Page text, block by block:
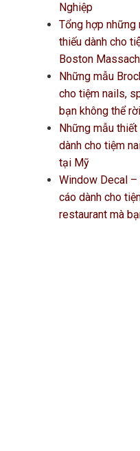
Nghiệp
Tổng hợp những
thiếu dành cho
Boston
Những mẫu
cho tiệm nails,
bạn không thể
Những mẫu
dành cho tiệm
tại Mỹ
Window Decal
cáo dành cho
restaurant mà